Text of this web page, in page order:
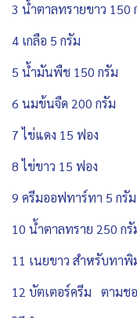
3 น้ำตาลทรายขาว 150
4 เกลือ 5 กรัม
5 น้ำมันพืช 150 กรัม
6 นมข้นจืด 200 กรัม
7 ไข่แดง 15 ฟอง
8 ไข่ขาว 15 ฟอง
9 ครีมออฟทาร์ทา 5 กรัม
10 น้ำตาลทราย 250 กรั
11 เนยขาว สำหรับทา
12 บัตเตอร์ครีม ตามช